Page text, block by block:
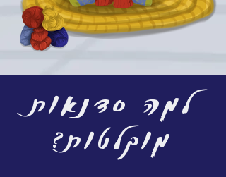
למה סדנאות
מוקלטות?